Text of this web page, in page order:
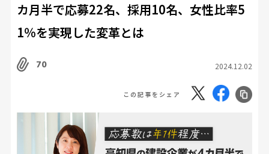
カ月半で応募22名、採用10名、女性比率5
1％を実現した変革とは
70 2024.12.02
この記事をシェア